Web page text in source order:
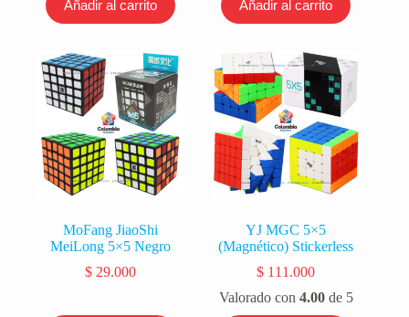
Añadir al carrito Añadir al carrito
MoFang JiaoShi
MeiLong 5×5 Negro
$ 29.000
YJ MGC 5×5
(Magnético) Stickerless
$ 111.000
Valorado con 4.00de 5